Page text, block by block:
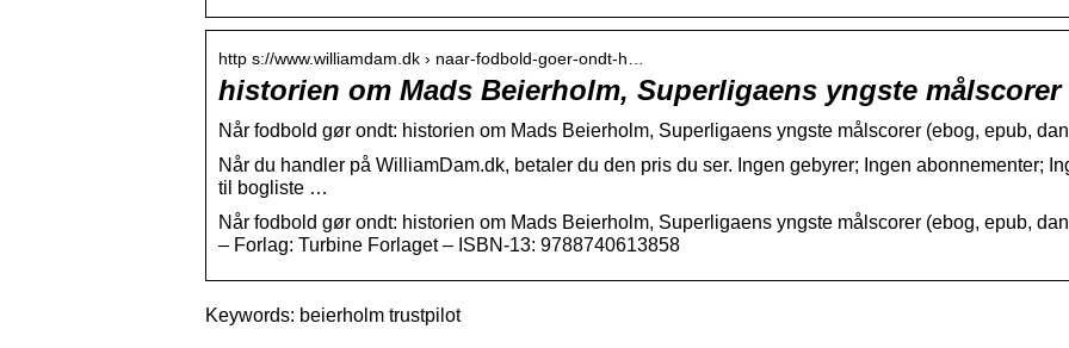
http s://www.williamdam.dk › naar-fodbold-goer-ondt-h…
historien om Mads Beierholm, Superligaens yngste
Når fodbold gør ondt: historien om Mads Beierholm, Superligaens yngste målscorer (ebog, epub,
Når du handler på WilliamDam.dk, betaler du den pris du ser. Ingen gebyrer; Ingen abonnementer;
til bogliste …
Når fodbold gør ondt: historien om Mads Beierholm, Superligaens yngste målscorer (ebog, epub,
– Forlag: Turbine Forlaget – ISBN-13: 9788740613858
Keywords: beierholm trustpilot